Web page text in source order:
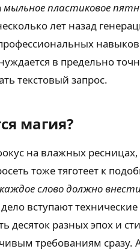
мыльное пластиковое
лет назад
профессиональных
в предельно
текстовый запрос.
магия?
на влажных
тоже тяготеет к
каждое слово должно
вступают
десяток разных эпох и
требованиям сразу.